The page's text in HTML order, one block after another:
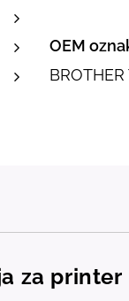
OEM
za printer